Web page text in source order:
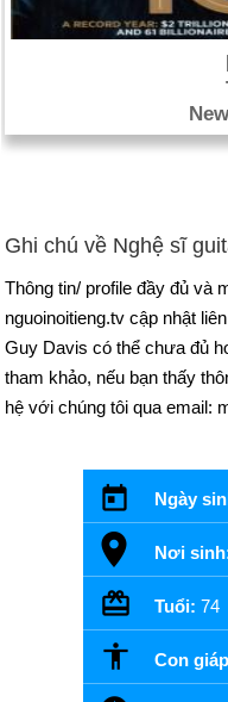
Ghi chú về Nghệ sĩ
Thông tin/ profile đầy đủ và
nguoinoitieng.tv cập nhật
Guy Davis có thể chưa đủ
tham khảo, nếu bạn thấy
hệ với chúng tôi qua email:
Ngày
Nơi
Tuổi: 74
Con